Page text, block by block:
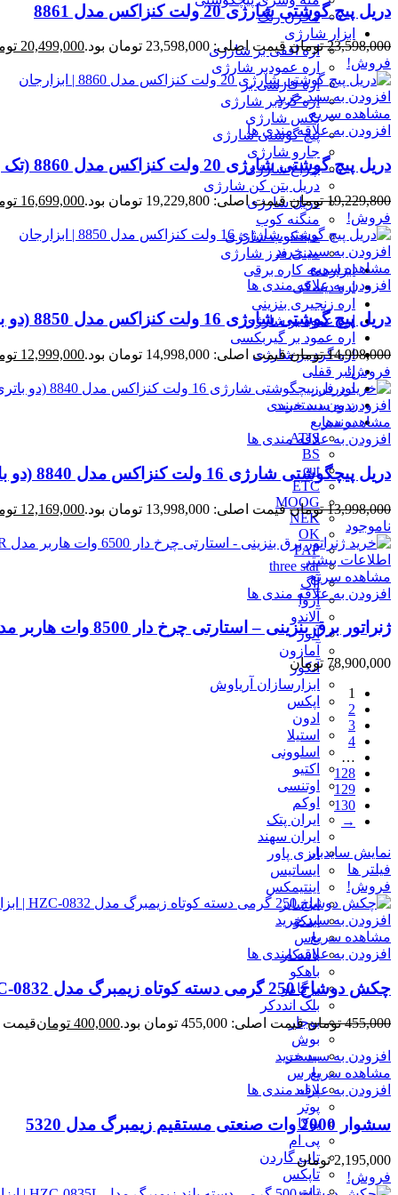
مخزن رنگ
ابزار شارژی
اره افقی بر شارژی
اره عمودبر شارژی
اره فارسی بر
اره گردبر شارژی
بکس شارژی
پیچ گوشتی شارژی
جارو شارژی
چراغ شارژی
دریل بتن کن شارژی
دریل شارژی
منگنه کوب
میخکوب شارژی
مینی فرز شارژی
ابزارهمه کاره برقی
اره دیسکی
اره زنجیری بنزینی
اره عمود بر شارژی
اره عمود بر گیربکسی
اره گرد بر شارژی
انبر قفلی
اور فرز
بدون دسته‌بندی
برندها
ATIS
BS
cut
ETC
MOOG
NEK
OK
PAP
three star
آاگ
آروا
آلاندو
آلور
آمازون
آنکور
ابزارسازان آریاوش
اپکس
ادون
استیلا
اسلوونی
اکتیو
اوتنسی
اوکم
ایران پتک
ایران سهند
ایزی پاور
ایساتیس
اینتیمکس
اینسایز
اینکو
باس
باسکار
باهکو
برگامو
بلک انددکر
بوجار
بوش
بیست
پارس
پراید
پوتر
پوکا
پی ام
تاپ گاردن
تاپکس
تات
دریل پیچ گوشتی شارژی 20 ولت کنزاکس مدل 8861
23,598,000 تومان قیمت اصلی: 23,598,000 تومان بود. 20,499,000
فروش!
افزودن به سبد خرید
مشاهده سریع
افزودن به علاقه مندی ها
دریل پیچ گوشتی شارژی 20 ولت کنزاکس مدل 8860 (تک باتری)
19,229,800 تومان قیمت اصلی: 19,229,800 تومان بود. 16,699,000
فروش!
افزودن به سبد خرید
مشاهده سریع
افزودن به علاقه مندی ها
دریل پیچ گوشتی شارژی 16 ولت کنزاکس مدل 8850 (دو باتری)
14,998,000 تومان قیمت اصلی: 14,998,000 تومان بود. 12,999,000
فروش!
افزودن به سبد خرید
مشاهده سریع
افزودن به علاقه مندی ها
دریل پیچگوشتی شارژی 16 ولت کنزاکس مدل 8840 (دو باتری)
13,998,000 تومان قیمت اصلی: 13,998,000 تومان بود. 12,169,000
ناموجود
اطلاعات بیشتر
مشاهده سریع
افزودن به علاقه مندی ها
ژنراتور برق بنزینی – استارتی چرخ دار 8500 وات هاربر مدل H8.5GR
78,900,000 تومان
1
2
3
4
…
128
129
130
→
نمایش سایدبار
فیلتر ها
فروش!
افزودن به سبد خرید
مشاهده سریع
افزودن به علاقه مندی ها
چکش دوشاخ 250 گرمی دسته کوتاه زیمبرگ مدل HZC-0832
455,000 تومان قیمت اصلی: 455,000 تومان بود. 400,000 تومانقیمت فعلی:
افزودن به سبد خرید
مشاهده سریع
افزودن به علاقه مندی ها
سشوار 2000 وات صنعتی مستقيم زيمبرگ مدل 5320
2,195,000 تومان
فروش!